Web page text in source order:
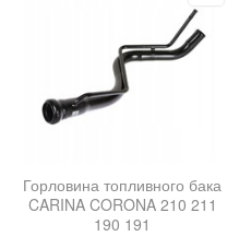
Горловина топливного бака
CARINA CORONA 210 211
190 191